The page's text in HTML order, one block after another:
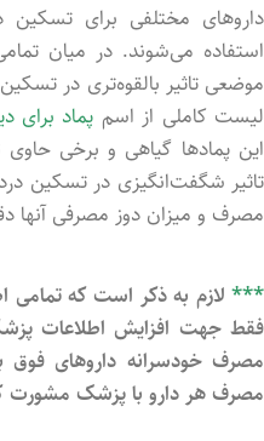
داروهای مختلفی برای
استفاده می‌شوند. در میان
موضعی تاثیر بالقوه‌تری در
لیست کاملی از اسم پماد برای
این پمادها گیاهی و برخی
تاثیر شگفت‌انگیزی در تسکین
مصرف و میزان دوز مصرفی آنها
*** لازم به ذکر است که تمامی
فقط جهت افزایش اطلاعات
مصرف خودسرانه داروهای
مصرف هر دارو با پزشک مشورت